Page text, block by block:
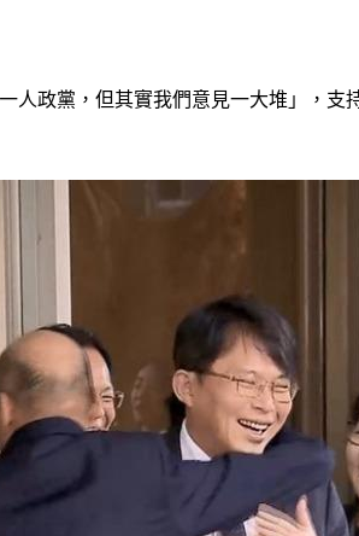
政黨，但其實我們意見一大堆」，支